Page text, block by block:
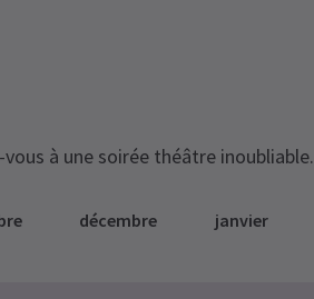
à une soirée théâtre inoubliable.
décembre janvier